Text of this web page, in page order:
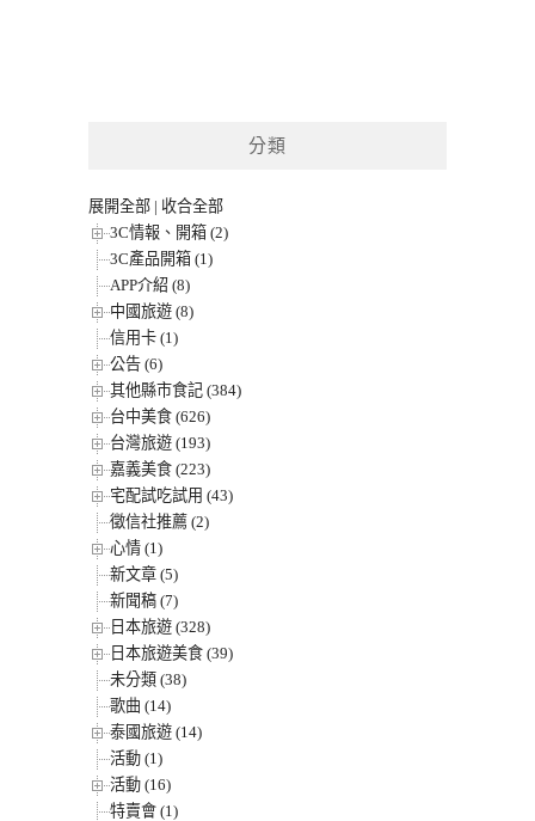
分類
展開全部 | 收合全部
3C情報、開箱 (2)
3C產品開箱 (1)
APP介紹 (8)
中國旅遊 (8)
信用卡 (1)
公告 (6)
其他縣市食記 (384)
台中美食 (626)
台灣旅遊 (193)
嘉義美食 (223)
宅配試吃試用 (43)
徵信社推薦 (2)
心情 (1)
新文章 (5)
新聞稿 (7)
日本旅遊 (328)
日本旅遊美食 (39)
未分類 (38)
歌曲 (14)
泰國旅遊 (14)
活動 (1)
活動 (16)
特賣會 (1)